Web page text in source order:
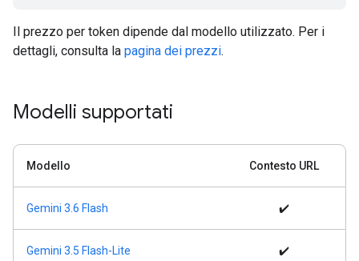
Il prezzo per token dipende dal modello utilizzato. Per i
dettagli, consulta la pagina dei prezzi.
Modelli supportati
Modello Contesto URL
Gemini 3.6 Flash ✔️
Gemini 3.5 Flash-Lite ✔️